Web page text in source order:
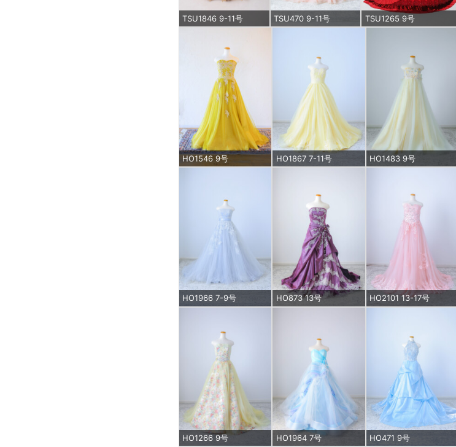
TSU1846 9-11号 TSU470 9-11号 TSU1265 9号
HO1546 9号 HO1867 7-11号 HO1483 9号
HO1966 7-9号 HO873 13号 HO2101 13-17号
HO1266 9号 HO1964 7号 HO471 9号